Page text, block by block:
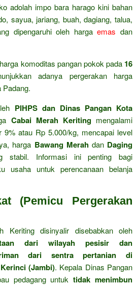
adolah impo bara harago kini bahan
sayua, jariang, buah, dagiang, talua,
dipengaruhi oleh hargaemas dan
komoditas pangan pokok pada 16
adanya pergerakan harga
PIHPS dan Dinas Pangan Kota
Cabai Merah Keritingmengalami
9% atau Rp 5.000/kg, mencapai level
harga Bawang Merahdan Daging
stabil. Informasi ini penting bagi
usaha untuk perencanaan belanja
(Pemicu Pergerakan
Keriting disinyalir disebabkan oleh
dari wilayah pesisir dan
dari sentra pertanian di
(Jambi). Kepala Dinas Pangan
pedagang untuktidak menimbun